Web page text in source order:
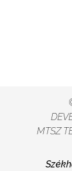
MTSZ